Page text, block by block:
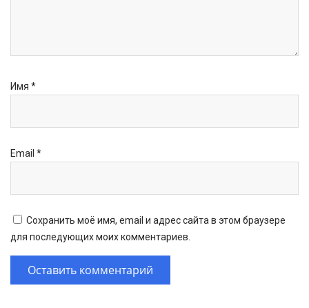
Имя *
Email *
Сохранить моё имя, email и адрес сайта в этом браузере
для последующих моих комментариев.